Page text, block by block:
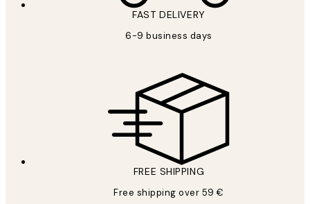
FAST DELIVERY
6-9 business days
FREE SHIPPING
Free shipping over 59 €